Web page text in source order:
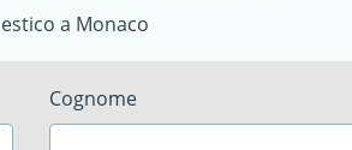
a Monaco
Cognome